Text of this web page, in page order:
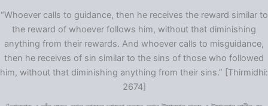
“Whoever calls to guidance, then he receives the reward similar to
the reward of whoever follows him, without that diminishing
anything from their rewards. And whoever calls to misguidance,
then he receives of sin similar to the sins of those who followed
him, without that diminishing anything from their sins.” [Thirmidhi:
2674]